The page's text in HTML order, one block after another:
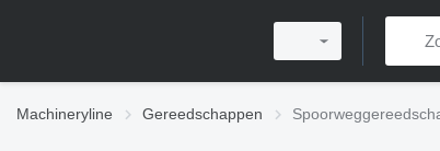
Machineryline Gereedschappen